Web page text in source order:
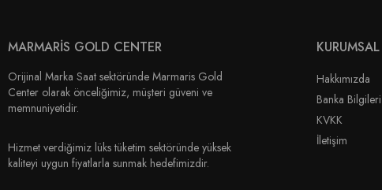
MARMARİS GOLD CENTER
Orijinal Marka Saat sektöründe Marmaris Gold
Center olarak önceliğimiz, müşteri güveni ve
memnuniyetidir.
Hizmet verdiğimiz lüks tüketim sektöründe yüksek
kaliteyi uygun fiyatlarla sunmak hedefimizdir.
KURUMSAL
Hakkımızda
Banka Bilgileri
KVKK
İletişim